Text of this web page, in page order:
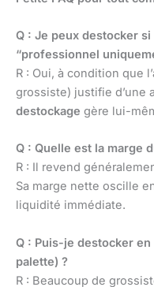
Q : Je peux destocker
“professionnel
R : Oui, à condition que
grossiste) justifie d’une
destockage gère lui-
Q : Quelle est la marge
R : Il revend
Sa marge nette oscille
liquidité immédiate.
Q : Puis-je destocker
palette) ?
R : Beaucoup de